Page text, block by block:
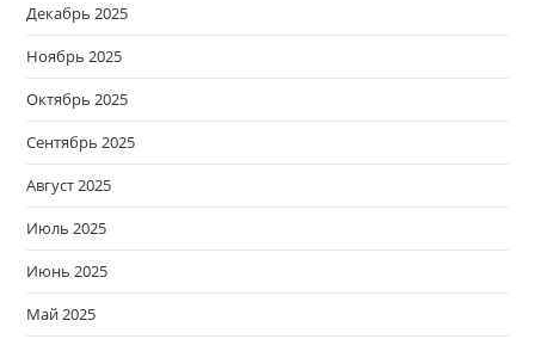
Декабрь 2025
Ноябрь 2025
Октябрь 2025
Сентябрь 2025
Август 2025
Июль 2025
Июнь 2025
Май 2025